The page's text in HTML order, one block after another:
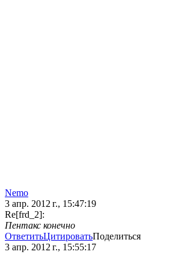
Nеmо
3 апр. 2012 г., 15:47:19
Re[frd_2]:
Пентакс конечно
ОтветитьЦитироватьПоделиться
3 апр. 2012 г., 15:55:17